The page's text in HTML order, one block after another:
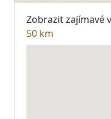
Zobrazit zajímavé
50 km